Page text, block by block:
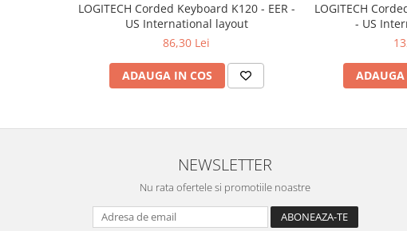
LOGITECH Corded Keyboard K120 - EER -
US International layout
86,30 Lei
ADAUGA IN COS
LOGITECH
- US
ADAUGA
NEWSLETTER
Nu rata ofertele si promotiile noastre